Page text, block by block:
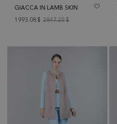
GIACCA IN LAMB SKIN
1993.08 $ 2847.25$